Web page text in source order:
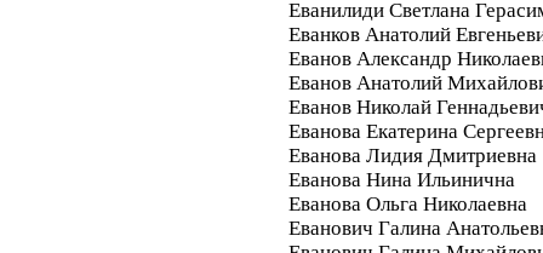
Еванилиди Светлана
Еванков Анатолий
Еванов Александр
Еванов Анатолий
Еванов Николай
Еванова Екатерина
Еванова Лидия Дмитриевна
Еванова Нина Ильинична
Еванова Ольга Николаевна
Еванович Галина